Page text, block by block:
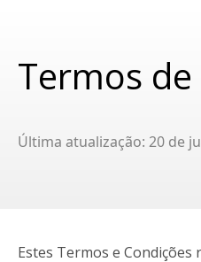
Termos
Última atualização: 20 de
Estes Termos e